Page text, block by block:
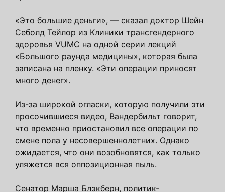
«Это большие деньги», — сказал доктор Шейн
Себолд Тейлор из Клиники трансгендерного
здоровья VUMC на одной серии лекций
«Большого раунда медицины», которая была
записана на пленку. «Эти операции приносят
много денег».
Из-за широкой огласки, которую получили эти
просочившиеся видео, Вандербильт говорит,
что временно приостановил все операции по
смене пола у несовершеннолетних. Однако
ожидается, что они возобновятся, как только
уляжется вся оппозиционная пыль.
Сенатор Марша Блэкберн, политик-